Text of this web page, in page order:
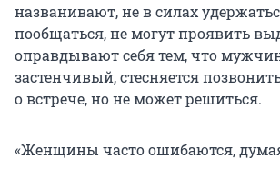
названивают, не в силах
пообщаться, не могут проявить
оправдывают себя тем, что
застенчивый, стесняется
о встрече, но не может решиться.
«Женщины часто ошибаются,